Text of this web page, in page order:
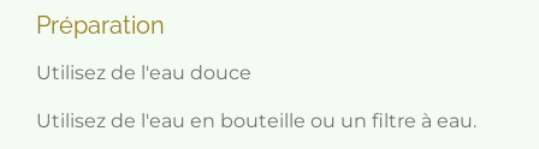
Préparation
Utilisez de l'eau douce
Utilisez de l'eau en bouteille ou un filtre à eau.